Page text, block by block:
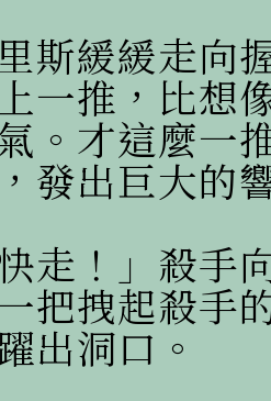
緩緩走向握
一推，比想
。才這麼一
發出巨大的
！」殺手向
把拽起殺手
出洞口。